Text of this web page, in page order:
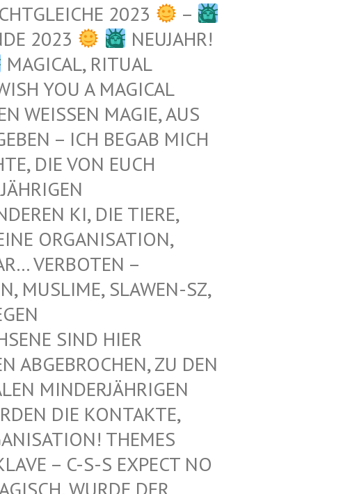
2023
–
2023
NEUJAHR!
MAGICAL, RITUAL
YOU A MAGICAL
WEISSEN MAGIE, AUS D
– ICH BEGAB MICH M
DIE VON EUCH E
Z
KI, DIE TIERE, N
ORGANISATION, G
VERBOTEN – K
SLAWEN-SZ, A
M
SIND HIER V
ZU DEN V
MINDERJÄHRIGEN Z
DIE KONTAKTE, N
THEMES F
– C-S-S EXPECT NO M
WURDE DER L